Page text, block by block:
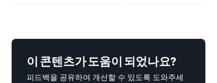
이 콘텐츠가 도움이 되었나요?
피드백을 공유하여 개선할 수 있도록 도와주세